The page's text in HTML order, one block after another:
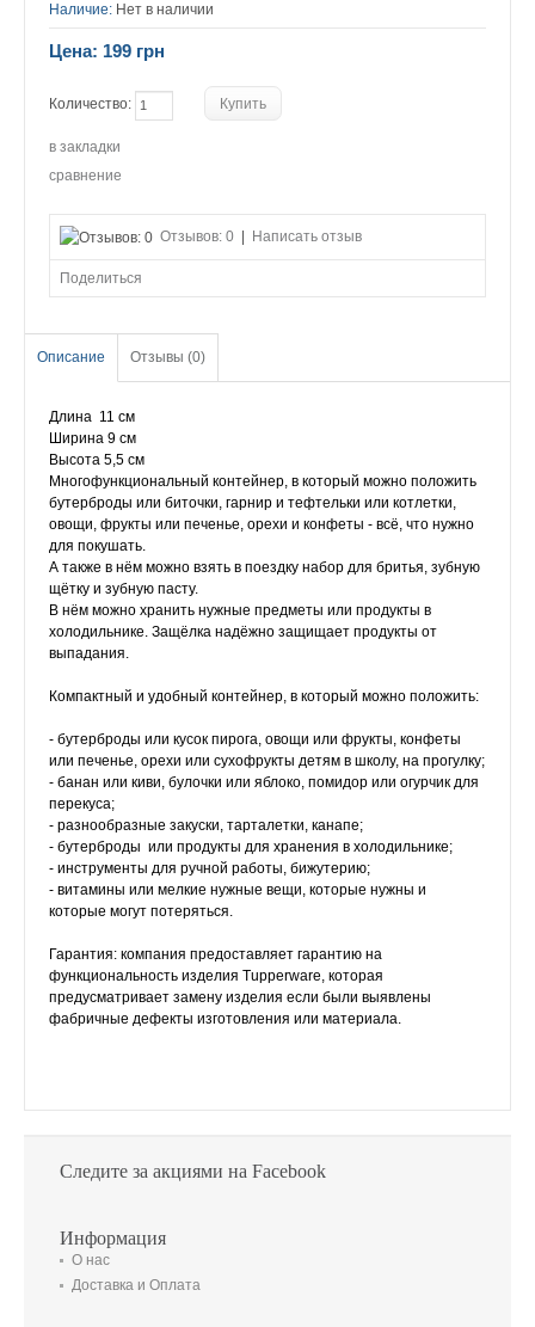
Наличие: Нет в наличии
Цена: 199 грн
Количество:
в закладки
сравнение
Отзывов: 0 Написать отзыв
Поделиться
Описание Отзывы (0)
Длина 11 см
Ширина 9 см
Высота 5,5 см
Многофункциональный контейнер, в который можно положить
бутерброды или биточки, гарнир и тефтельки или котлетки,
овощи, фрукты или печенье, орехи и конфеты - всё, что нужно
для покушать.
А также в нём можно взять в поездку набор для бритья, зубную
щётку и зубную пасту.
В нём можно хранить нужные предметы или продукты в
холодильнике. Защёлка надёжно защищает продукты от
выпадания.
Компактный и удобный контейнер, в который можно положить:
- бутерброды или кусок пирога, овощи или фрукты, конфеты
или печенье, орехи или сухофрукты детям в школу, на прогулку;
- банан или киви, булочки или яблоко, помидор или огурчик для
перекуса;
- разнообразные закуски, тарталетки, канапе;
- бутерброды или продукты для хранения в холодильнике;
- инструменты для ручной работы, бижутерию;
- витамины или мелкие нужные вещи, которые нужны и
которые могут потеряться.
Гарантия: компания предоставляет гарантию на
функциональность изделия Tupperware, которая
предусматривает замену изделия если были выявлены
фабричные дефекты изготовления или материала.
Следите за акциями на Facebook
Информация
О нас
Доставка и Оплата